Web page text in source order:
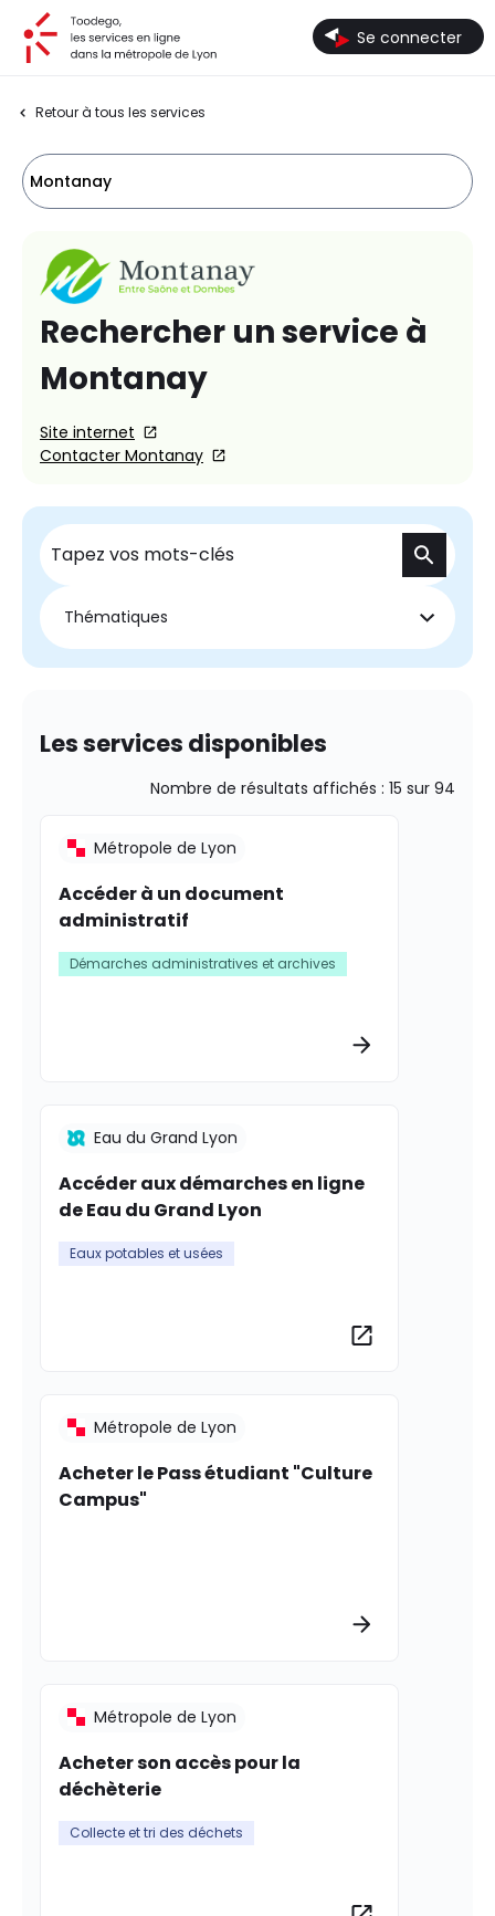
Se connecter
Retour à tous les services
Rechercher un service à
Montanay
Site internet
Contacter Montanay
Montanay
Recherche
Thématiques
Les services disponibles
Nombre de résultats affichés : 15 sur 94
Accéder à un document
administratif
Métropole de Lyon
Démarches administratives et archives
Accéder aux démarches en ligne
de Eau du Grand Lyon
Eau du Grand Lyon
Eaux potables et usées
Acheter le Pass étudiant "Culture
Campus"
Métropole de Lyon
Acheter son accès pour la
déchèterie
Métropole de Lyon
Collecte et tri des déchets